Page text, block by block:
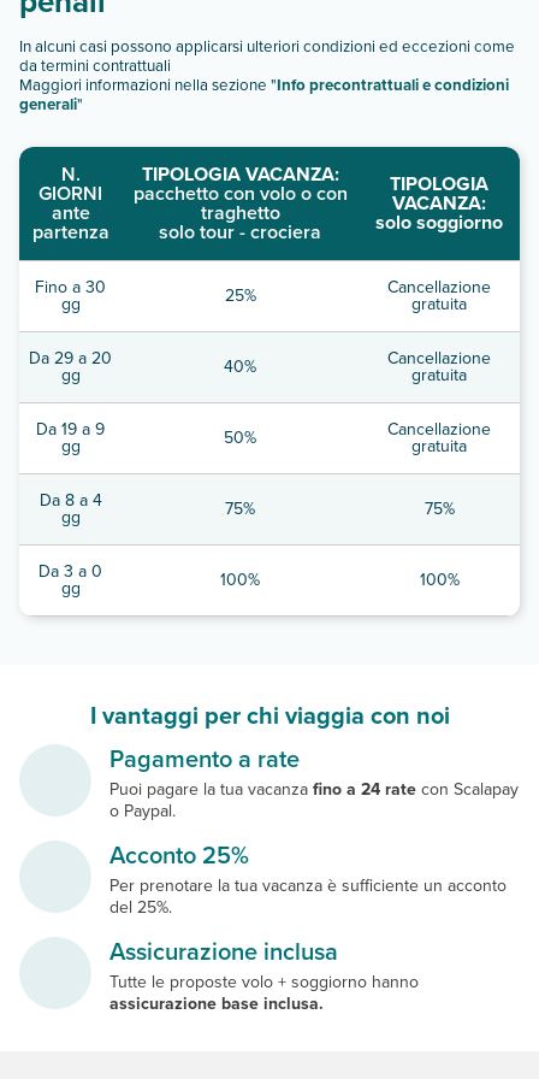
In alcuni casi possono applicarsi ulteriori condizioni ed eccezioni come
da termini contrattuali
Maggiori informazioni nella sezione "Info precontrattuali e condizioni
generali"
N.
GIORNI
ante
partenza
TIPOLOGIA VACANZA:
pacchetto con volo o con
traghetto
solo tour - crociera
TIPOLOGIA
VACANZA:
solo soggiorno
Fino a 30
gg 25% Cancellazione
gratuita
Da 29 a 20
gg 40% Cancellazione
gratuita
Da 19 a 9
gg 50% Cancellazione
gratuita
Da 8 a 4
gg 75% 75%
Da 3 a 0
gg 100% 100%
I vantaggi per chi viaggia con noi
Pagamento a rate
Puoi pagare la tua vacanzafino a 24 ratecon Scalapay
o Paypal.
Acconto 25%
Per prenotare la tua vacanza è sufficiente un acconto
del 25%.
Assicurazione inclusa
Tutte le proposte volo + soggiorno hanno
assicurazione base inclusa.